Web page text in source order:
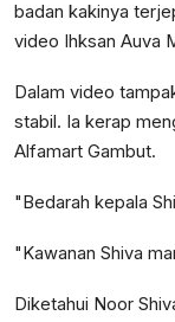
badan kakinya
video Ihksan Auva
Dalam video
stabil. Ia kerap
Alfamart Gambut.
"Bedarah kepala
"Kawanan Shiva
Diketahui Noor